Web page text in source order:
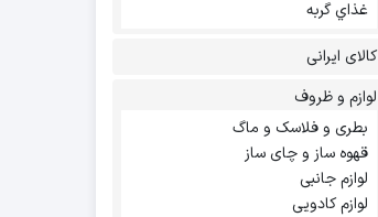
غذاي گربه
کالای ایرانی
لوازم و ظروف
بطری و فلاسک و ماگ
قهوه ساز و چای ساز
لوازم جانبی
لوازم کادویی